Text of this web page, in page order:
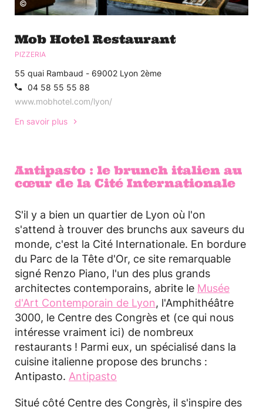
©
Mob Hotel Restaurant
PIZZERIA
55 quai Rambaud - 69002 Lyon 2ème
04 58 55 55 88
www.mobhotel.com/lyon/
En savoir plus
Antipasto : le brunch italien au
cœur de la Cité Internationale
S'il y a bien un quartier de Lyon où l'on
s'attend à trouver des brunchs aux saveurs du
monde, c'est la Cité Internationale. En bordure
du Parc de la Tête d'Or, ce site remarquable
signé Renzo Piano, l'un des plus grands
architectes contemporains, abrite le Musée
d'Art Contemporain de Lyon, l'Amphithéâtre
3000, le Centre des Congrès et (ce qui nous
intéresse vraiment ici) de nombreux
restaurants ! Parmi eux, un spécialisé dans la
cuisine italienne propose des brunchs :
Antipasto. Antipasto
Situé côté Centre des Congrès, il s'inspire des